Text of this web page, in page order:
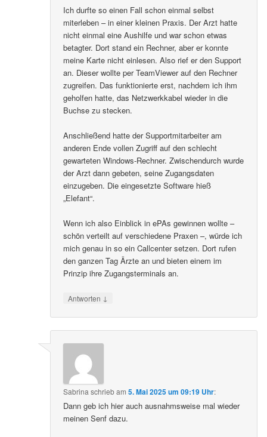
Ich durfte so einen Fall schon einmal selbst
miterleben – in einer kleinen Praxis. Der Arzt hatte
nicht einmal eine Aushilfe und war schon etwas
betagter. Dort stand ein Rechner, aber er konnte
meine Karte nicht einlesen. Also rief er den Support
an. Dieser wollte per TeamViewer auf den Rechner
zugreifen. Das funktionierte erst, nachdem ich ihm
geholfen hatte, das Netzwerkkabel wieder in die
Buchse zu stecken.
Anschließend hatte der Supportmitarbeiter am
anderen Ende vollen Zugriff auf den schlecht
gewarteten Windows-Rechner. Zwischendurch wurde
der Arzt dann gebeten, seine Zugangsdaten
einzugeben. Die eingesetzte Software hieß
„Elefant“.
Wenn ich also Einblick in ePAs gewinnen wollte –
schön verteilt auf verschiedene Praxen –, würde ich
mich genau in so ein Callcenter setzen. Dort rufen
den ganzen Tag Ärzte an und bieten einem im
Prinzip ihre Zugangsterminals an.
Antworten ↓
Sabrinaschriebam5. Mai 2025 um 09:19 Uhr:
Dann geb ich hier auch ausnahmsweise mal wieder
meinen Senf dazu.